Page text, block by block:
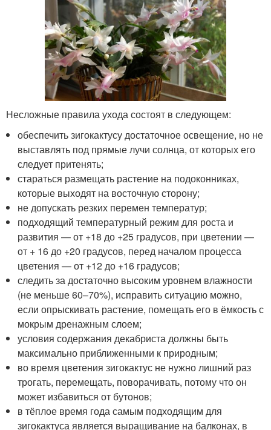
Несложные правила ухода состоят в следующем:
обеспечить зигокактусу достаточное освещение, но не
выставлять под прямые лучи солнца, от которых его
следует притенять;
стараться размещать растение на подоконниках,
которые выходят на восточную сторону;
не допускать резких перемен температур;
подходящий температурный режим для роста и
развития — от +18 до +25 градусов, при цветении —
от + 16 до +20 градусов, перед началом процесса
цветения — от +12 до +16 градусов;
следить за достаточно высоким уровнем влажности
(не меньше 60–70%), исправить ситуацию можно,
если опрыскивать растение, помещать его в ёмкость с
мокрым дренажным слоем;
условия содержания декабриста должны быть
максимально приближенными к природным;
во время цветения зигокактус не нужно лишний раз
трогать, перемещать, поворачивать, потому что он
может избавиться от бутонов;
в тёплое время года самым подходящим для
зигокактуса является выращивание на балконах, в